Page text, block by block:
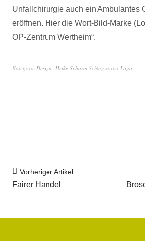
Unfallchirurgie auch ein Ambulantes
eröffnen. Hier die Wort-Bild-Marke
OP-Zentrum Wertheim“.
Kategorie Design: Heike Scharm SchlagwörterLogo
Vorheriger Artikel
Fairer Handel